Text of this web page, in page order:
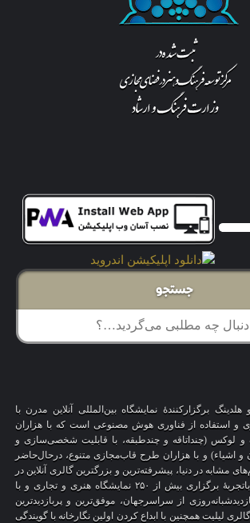
جستجو
برگزارکنندهٔ نمایشگاه بین‌المللی آنلاین مدرن با
و استفاده از فناوری هوش مصنوعی است که با هزاران
لوکس (چنداتاقه و چندطبقه، با قابلیت شخصی‌سازی و
و اشیاء) و با هزاران طرح قاب‌مجازی متنوع، درحال‌حاضر
مشابه در دنیا، پیشرفته‌ترین و بزرگترین گالری آنلاین در
کل جهان می‌باشد، که باتجربهٔ برگزاری بیش از ۲۵۰ نمایشگاه هنری و تجاری و با
از سراسرجهان، موفق‌ترین و پربازدیدترین
لیلیت همچنین با ابداع کردن اولین نگارخانه با گویندگی